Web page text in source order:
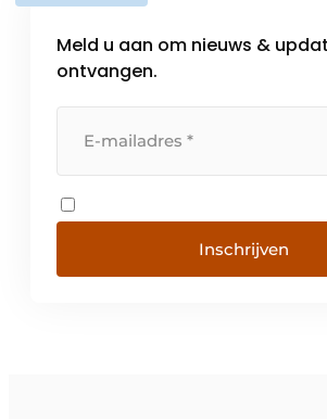
Meld u aan om nieuws &
ontvangen.
Inschrijven